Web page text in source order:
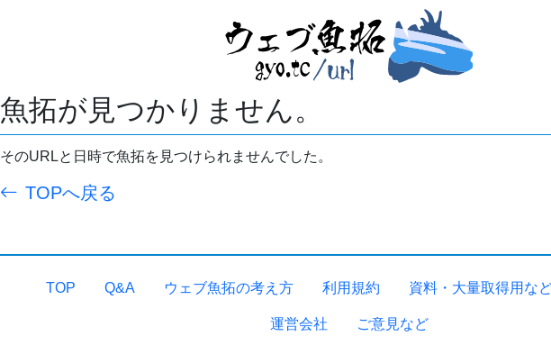
魚拓が見つかりません。
そのURLと日時で魚拓を見つけられませんでした。
TOPへ戻る
TOP Q&A ウェブ魚拓の考え方 利用規約 資料・大量取得用な
運営会社 ご意見など